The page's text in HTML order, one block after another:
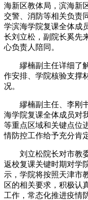
海新区教体局，滨海新
交警、消防等相关负责
学滨海学院复课全体成
长刘立松，副院长奚先
心负责人陪同。
繆楠副主任详细了解
作安排、学院核验支撑
况。
繆楠副主任、李刚书
海学院复课全体成员对
等重点区域和关键点位
情防控工作给予充分肯定
刘立松院长对市教委
返校复课关键时期对学
示，学院将按照天津市
区的相关要求，积极认
工作，常态化推进疫情